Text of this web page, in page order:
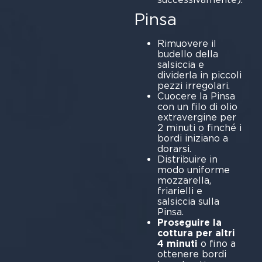
Pinsa
Rimuovere il
budello della
salsiccia e
dividerla in piccoli
pezzi irregolari.
Cuocere la Pinsa
con un filo di olio
extravergine per
2 minuti o finché i
bordi iniziano a
dorarsi.
Distribuire in
modo uniforme
mozzarella,
friarielli e
salsiccia sulla
Pinsa.
Proseguire la
cottura per altri
4 minuti o fino a
ottenere bordi